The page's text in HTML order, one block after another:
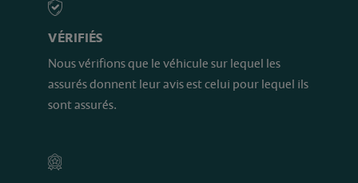
VÉRIFIÉS
Nous vérifions que le véhicule sur lequel les
assurés donnent leur avis est celui pour lequel ils
sont assurés.